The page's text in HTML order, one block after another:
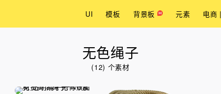
UI 模板 背景板 元素 电商
无色绳子
(12) 个素材